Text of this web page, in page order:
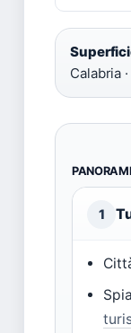
Calabria ·
1